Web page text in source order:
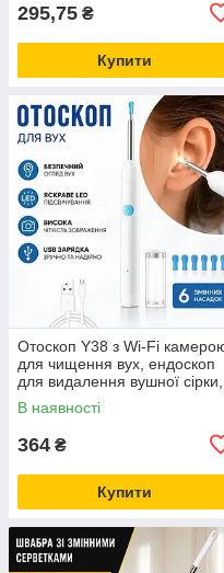
295,75 ₴
Купити
Отоскоп Y38 з Wi-Fi
для чищення вух, ендоскоп
для видалення вушної сірки,
Android/iPhone, 6 насадок
В наявності
364 ₴
Купити